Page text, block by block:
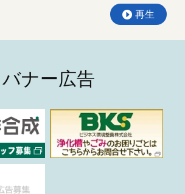
再生
バナー広告